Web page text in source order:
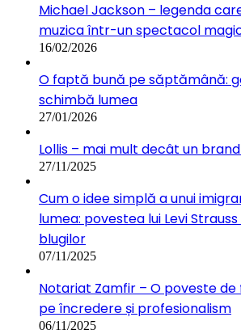
Michael Jackson – legenda
muzica într-un spectacol
16/02/2026
O faptă bună pe săptămână:
schimbă lumea
27/01/2026
Lollis – mai mult decât un
27/11/2025
Cum o idee simplă a unui
lumea: povestea lui Levi
blugilor
07/11/2025
Notariat Zamfir – O poveste
pe încredere și profesionalism
06/11/2025